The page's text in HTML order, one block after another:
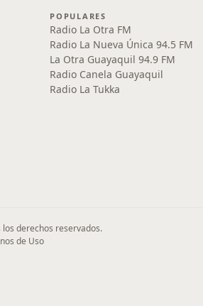
POPULARES
Radio La Otra FM
Radio La Nueva Única 94.5 FM
La Otra Guayaquil 94.9 FM
Radio Canela Guayaquil
Radio La Tukka
derechos reservados.
de Uso